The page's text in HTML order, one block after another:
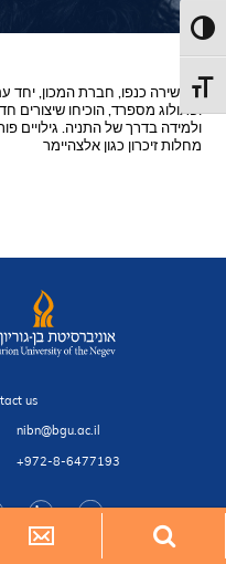
דר’ שירה כנפו, חברת המכון,
ופתולוג מספרד, הוכיחו
ולמידה בדרך של התניה. גילויים
מחלות זיכרון כגון אלצהיימר
us
nibn@bgu.ac.il
+972-8-6477193